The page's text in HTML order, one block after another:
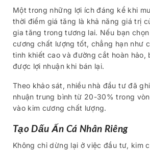
Một trong những lợi ích đáng kể khi
thời điểm giá tăng là khả năng giá trị
gia tăng trong tương lai. Nếu bạn
cương chất lượng tốt, chẳng hạn như
tinh khiết cao và đường cắt hoàn hảo,
được lợi nhuận khi bán lại.
Theo khảo sát, nhiều nhà đầu tư đã
nhuận trung bình từ 20-30% trong
vào kim cương chất lượng.
Tạo Dấu Ấn Cá Nhân Riêng
Không chỉ dừng lại ở việc đầu tư, kim